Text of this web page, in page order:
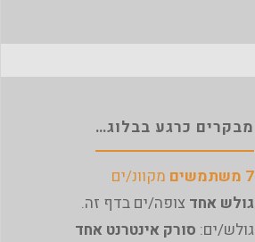
מבקרים כרגע בבלוג…
7 משתמשים
מקוונ/ים
גולש אחד צופה/ים בדף זה.
גולש/ים: סורק אינטרנט אחד